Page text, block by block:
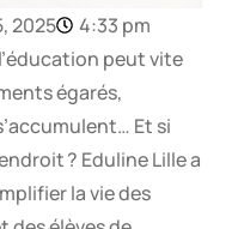
2025
4:33 pm
peut vite
égarés,
Et si
? Eduline Lille a
la vie des